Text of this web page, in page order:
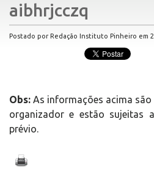
aibhrjcczq
Postado por Redação Instituto Pinheiro em
Obs: As informações acima
organizador e estão sujeitas
prévio.